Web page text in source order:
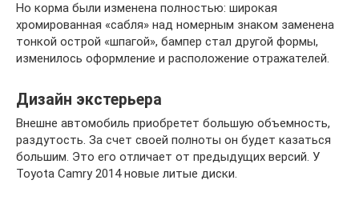
Но корма были изменена полностью: широкая
хромированная «сабля» над номерным знаком заменена
тонкой острой «шпагой», бампер стал другой формы,
изменилось оформление и расположение отражателей.
Дизайн экстерьера
Внешне автомобиль приобретет большую объемность,
раздутость. За счет своей полноты он будет казаться
большим. Это его отличает от предыдущих версий. У
Toyota Camry 2014 новые литые диски.